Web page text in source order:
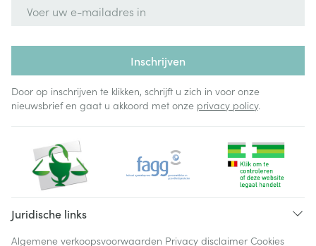
Inschrijven
Door op inschrijven te klikken, schrijft u zich in voor onze
nieuwsbrief en gaat u akkoord met onze privacy policy.
Juridische links
Algemene verkoopsvoorwaarden Privacy disclaimer Cookies